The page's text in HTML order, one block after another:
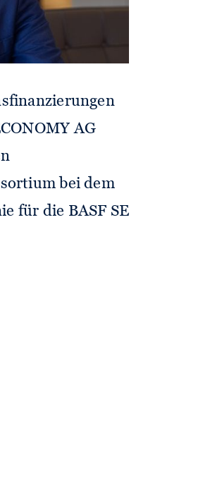
AG
bei dem
für die BASF SE